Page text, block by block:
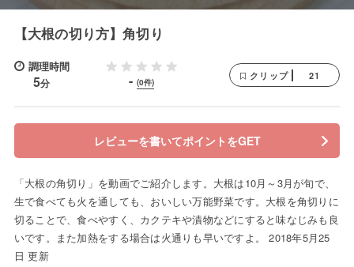
【大根の切り方】角切り
調理時間
5分 - (0件)
クリップ 21
レビューを書いてポイントをGET
「大根の角切り」を動画でご紹介します。大根は10月～3月が旬で、
生で食べても火を通しても、おいしい万能野菜です。大根を角切りに
切ることで、食べやすく、カクテキや漬物などにすると味なじみも良
いです。また加熱をする場合は火通りも早いですよ。 2018年5月25
日 更新